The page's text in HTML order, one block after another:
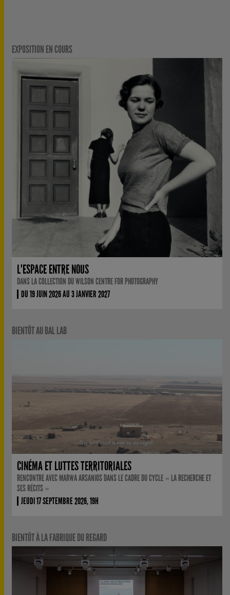
EXPOSITION EN COURS
L'ESPACE ENTRE NOUS
DANS LA COLLECTION DU WILSON CENTRE FOR PHOTOGRAPHY
DU 19 JUIN 2026 AU 3 JANVIER 2027
BIENTÔT AU BAL LAB
CINÉMA ET LUTTES TERRITORIALES
RENCONTRE AVEC MARWA ARSANIOS DANS LE CADRE DU CYCLE « LA RECHERCHE ET
SES RÉCITS »
JEUDI 17 SEPTEMBRE 2026, 19H
BIENTÔT À LA FABRIQUE DU REGARD